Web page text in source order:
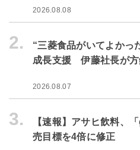
2026.08.08
2.
“三菱食品がいてよか
成長支援 伊藤社長が方
2026.08.07
3.
【速報】アサヒ飲料
売目標を4倍に修正